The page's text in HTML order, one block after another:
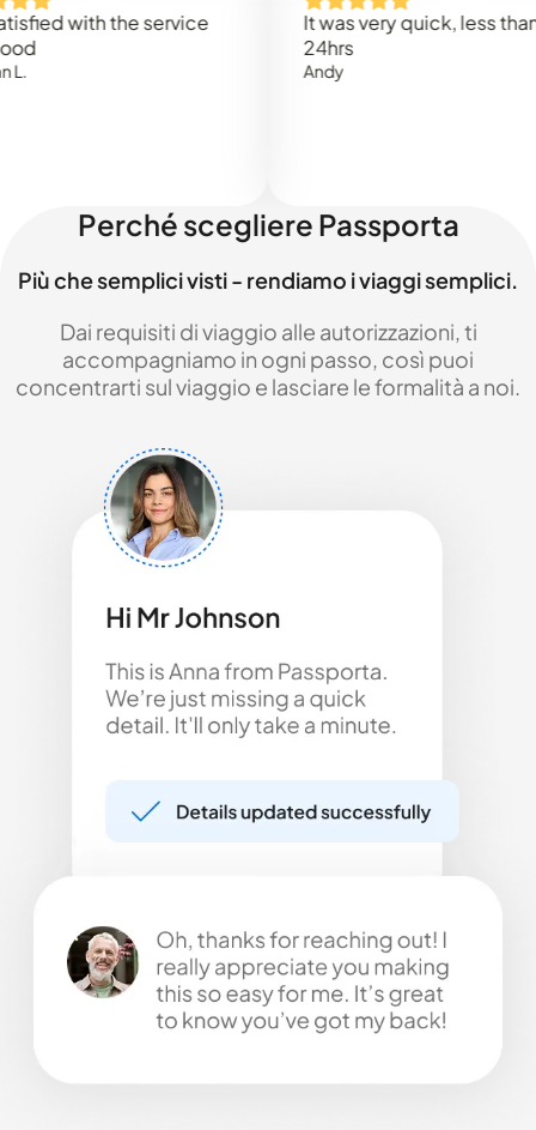
with the service
It was very quick, less than
24hrs
Perché scegliere Passporta
Più che semplici visti - rendiamo i viaggi semplici.
Dai requisiti di viaggio alle autorizzazioni, ti
accompagniamo in ogni passo, così puoi
concentrarti sul viaggio e lasciare le formalità a noi.